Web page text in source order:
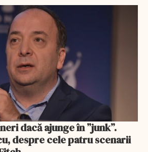
dacă ajunge în ”junk”.
despre cele patru scenarii